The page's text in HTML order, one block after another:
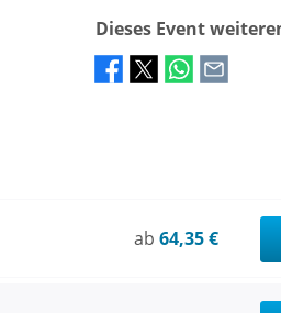
Dieses Event
ab 64,35 €